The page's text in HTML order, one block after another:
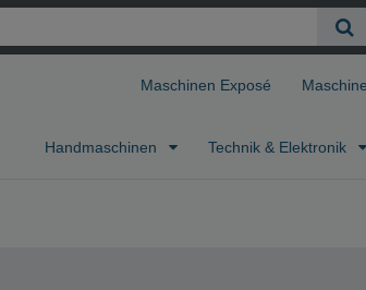
Maschinen Exposé
Handmaschinen Technik & Elektronik